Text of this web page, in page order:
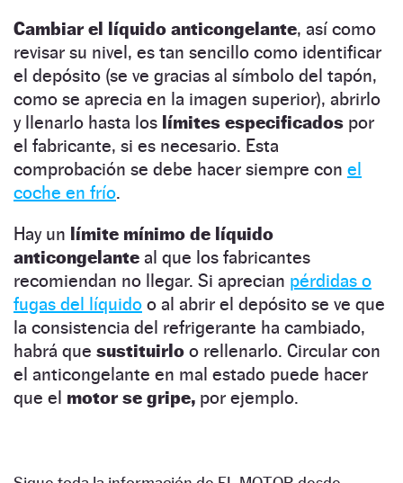
Cambiar el líquido anticongelante, así como
revisar su nivel, es tan sencillo como identificar
el depósito (se ve gracias al símbolo del tapón,
como se aprecia en la imagen superior), abrirlo
y llenarlo hasta los límites especificados por
el fabricante, si es necesario. Esta
comprobación se debe hacer siempre con el
coche en frío.
Hay un límite mínimo de líquido
anticongelante al que los fabricantes
recomiendan no llegar. Si aprecian pérdidas o
fugas del líquido o al abrir el depósito se ve que
la consistencia del refrigerante ha cambiado,
habrá que sustituirlo o rellenarlo. Circular con
el anticongelante en mal estado puede hacer
que el motor se gripe, por ejemplo.